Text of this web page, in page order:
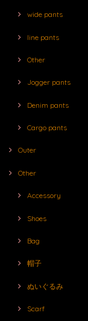
wide pants
line pants
Other
Jogger pants
Denim pants
Cargo pants
Outer
Other
Accessory
Shoes
Bag
帽子
ぬいぐるみ
Scarf